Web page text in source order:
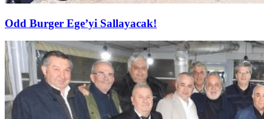
Odd Burger Ege’yi Sallayacak!